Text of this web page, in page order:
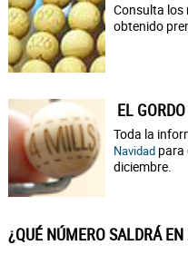
Consulta los
obtenido
EL
Toda la
Navidad para
diciembre.
¿QUÉ NÚMERO SALDRÁ